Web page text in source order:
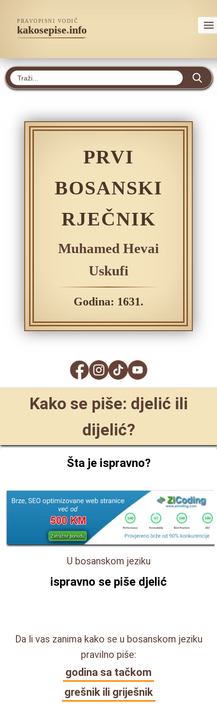
PRAVOPISNI VODIČ
kakosepise.info
PRVI
BOSANSKI
RJEČNIK
Muhamed Hevai
Uskufi
Godina: 1631.
Kako se piše: djelić ili
dijelić?
Šta je ispravno?
U bosanskom jeziku
ispravno se piše djelić
Da li vas zanima kako se u bosanskom jeziku
pravilno piše:
godina sa tačkom
grešnik ili griješnik